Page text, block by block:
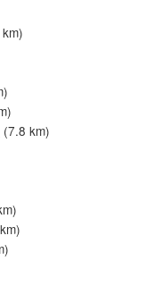
(7.8 km)